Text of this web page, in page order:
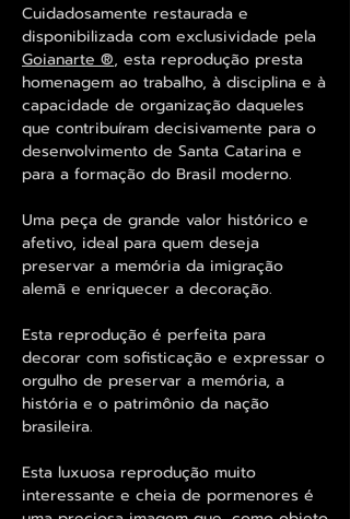
Cuidadosamente restaurada e
disponibilizada com exclusividade pela
Goianarte ®, esta reprodução presta
homenagem ao trabalho, à disciplina e à
capacidade de organização daqueles
que contribuíram decisivamente para o
desenvolvimento de Santa Catarina e
para a formação do Brasil moderno.
Uma peça de grande valor histórico e
afetivo, ideal para quem deseja
preservar a memória da imigração
alemã e enriquecer a decoração.
Esta reprodução é perfeita para
decorar com sofisticação e expressar o
orgulho de preservar a memória, a
história e o patrimônio da nação
brasileira.
Esta luxuosa reprodução muito
interessante e cheia de pormenores é